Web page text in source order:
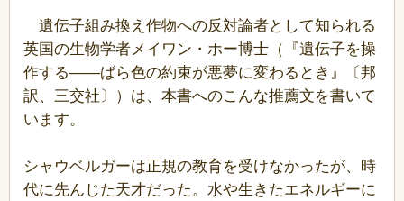
遺伝子組み換え作物への反対論者として知られる
英国の生物学者メイワン・ホー博士（『遺伝子を操
作する――ばら色の約束が悪夢に変わるとき』〔邦
訳、三交社〕）は、本書へのこんな推薦文を書いて
います。
シャウベルガーは正規の教育を受けなかったが、時
代に先んじた天才だった。水や生きたエネルギーに